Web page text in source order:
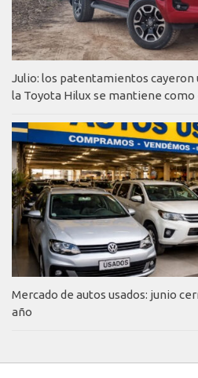
Julio: los patentamientos cayeron
la Toyota Hilux se mantiene
Mercado de autos usados: junio
año